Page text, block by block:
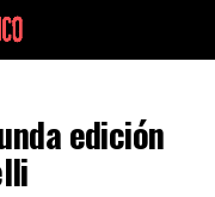
edición